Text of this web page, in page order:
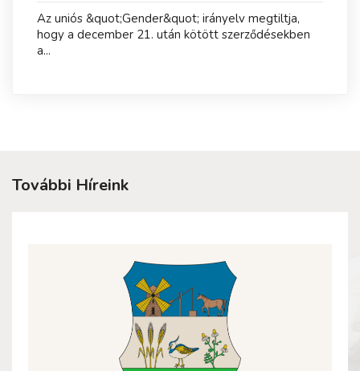
Az uniós &quot;Gender&quot; irányelv megtiltja,
hogy a december 21. után kötött szerződésekben
a...
További Híreink